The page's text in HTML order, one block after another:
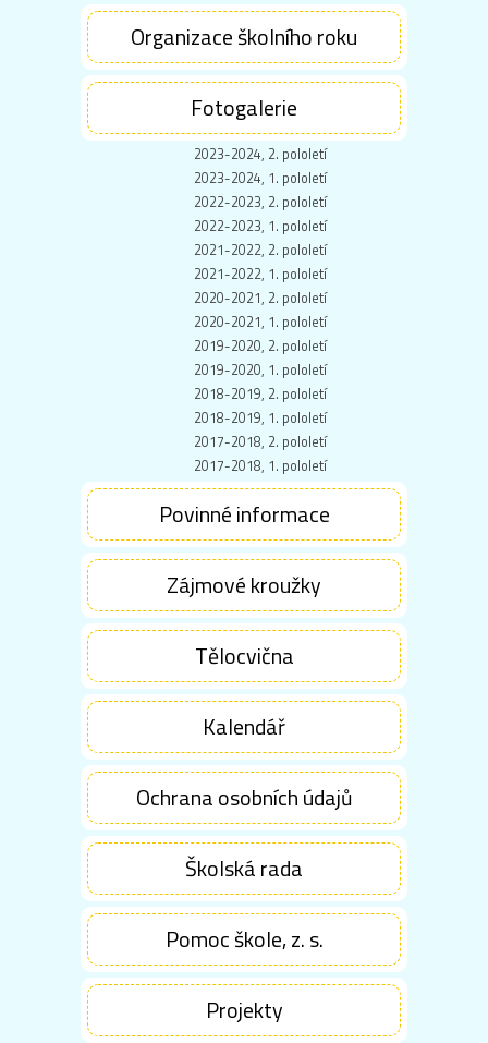
Organizace školního roku
Fotogalerie
2023-2024, 2. pololetí
2023-2024, 1. pololetí
2022-2023, 2. pololetí
2022-2023, 1. pololetí
2021-2022, 2. pololetí
2021-2022, 1. pololetí
2020-2021, 2. pololetí
2020-2021, 1. pololetí
2019-2020, 2. pololetí
2019-2020, 1. pololetí
2018-2019, 2. pololetí
2018-2019, 1. pololetí
2017-2018, 2. pololetí
2017-2018, 1. pololetí
Povinné informace
Zájmové kroužky
Tělocvična
Kalendář
Ochrana osobních údajů
Školská rada
Pomoc škole, z. s.
Projekty